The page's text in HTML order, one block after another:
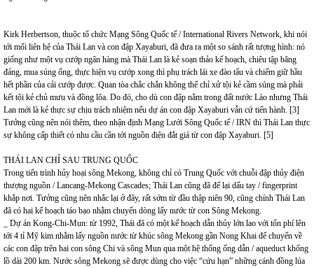
Kirk Herbertson, thuộc tổ chức Mạng Sông Quốc tế / International Rivers Network, khi nói
tới mối liên hệ của Thái Lan và con đập Xayaburi, đã đưa ra một so sánh rất tượng hình: nó
giống như một vụ cướp ngân hàng mà Thái Lan là kẻ soạn thảo kế hoạch, chiêu tập băng
đảng, mua súng ống, thực hiện vụ cướp xong thì phụ trách lái xe đào tẩu và chiếm giữ hầu
hết phần của cải cướp được. Quan tòa chắc chắn không thể chỉ xử tội kẻ cầm súng mà phải
kết tội kẻ chủ mưu và đồng lõa. Do đó, cho dù con đập nằm trong đất nước Lào nhưng Thái
Lan mới là kẻ thực sự chịu trách nhiệm nếu dự án con đập Xayaburi vẫn cứ tiến hành. [3]
Tưởng cũng nên nói thêm, theo nhận định Mạng Lưới Sông Quốc tế / IRN thì Thái Lan thực
sự không cấp thiết có nhu cầu cần tới nguồn điện đắt giá từ con đập Xayaburi. [5]
THÁI LAN CHỈ SAU TRUNG QUỐC
Trong tiến trình hủy hoại sông Mekong, không chỉ có Trung Quốc với chuỗi đập thủy điện
thượng nguồn / Lancang-Mekong Cascades; Thái Lan cũng đã để lại dấu tay / fingerprint
khắp nơi. Tưởng cũng nên nhắc lại ở đây, rất sớm từ đầu thập niên 90, cũng chính Thái Lan
đã có hai kế hoạch táo bạo nhằm chuyển dòng lấy nước từ con Sông Mekong.
_ Dự án Kong-Chi-Mun: từ 1992, Thái đã có một kế hoạch dẫn thủy lớn lao với tổn phí lên
tới 4 tỉ Mỹ kim nhằm lấy nguồn nước từ khúc sông Mekong gần Nong Khai để chuyển về
các con đập trên hai con sông Chi và sông Mun qua một hệ thống ống dẫn / aqueduct khổng
lồ dài 200 km. Nước sông Mekong sẽ được dùng cho việc “cứu hạn” những cánh đồng lúa